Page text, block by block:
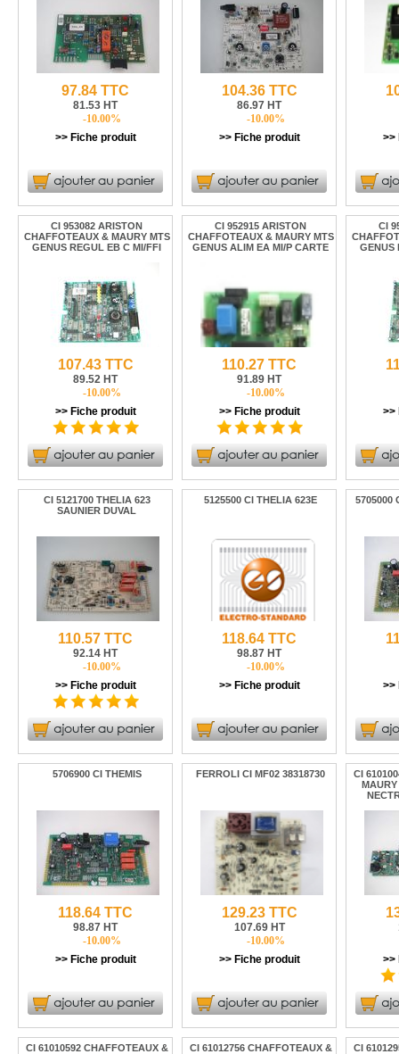
97.84 TTC
81.53 HT
-10.00%
>> Fiche produit
104.36 TTC
86.97 HT
-10.00%
>> Fiche produit
>>
CI 953082 ARISTON
CHAFFOTEAUX & MAURY MTS
GENUS REGUL EB C MI/FFI
107.43 TTC
89.52 HT
-10.00%
>> Fiche produit
CI 952915 ARISTON
CHAFFOTEAUX & MAURY MTS
GENUS ALIM EA MI/P CARTE
110.27 TTC
91.89 HT
-10.00%
>> Fiche produit
CI
GENUS
>>
CI 5121700 THELIA 623
SAUNIER DUVAL
110.57 TTC
92.14 HT
-10.00%
>> Fiche produit
5125500 CI THELIA 623E
118.64 TTC
98.87 HT
-10.00%
>> Fiche produit
5705000
>>
5706900 CI THEMIS
118.64 TTC
98.87 HT
-10.00%
>> Fiche produit
FERROLI CI MF02 38318730
129.23 TTC
107.69 HT
-10.00%
>> Fiche produit
CI
>>
CI 61010592 CHAFFOTEAUX &
CI 61012756 CHAFFOTEAUX &
CI